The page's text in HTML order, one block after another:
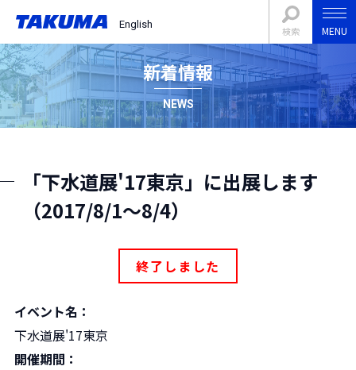
English
検索 MENU
新着情報
NEWS
「下水道展'17東京」に出展します
（2017/8/1～8/4）
終了しました
イベント名 ：
下水道展'17東京
開催期間 ：